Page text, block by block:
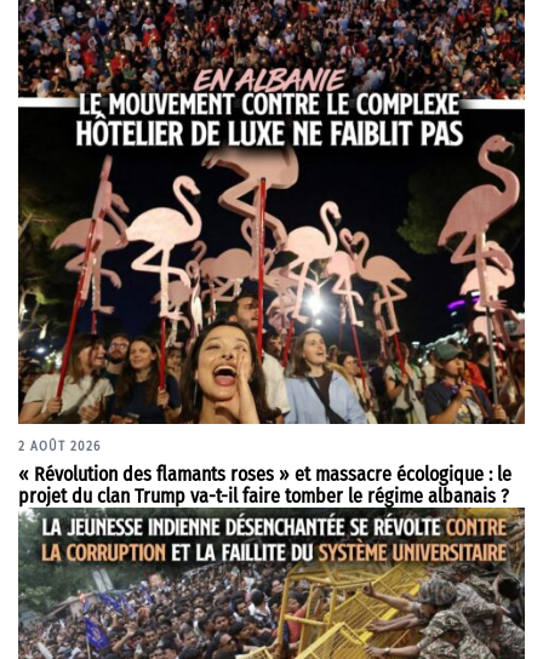
2 AOÛT 2026
« Révolution des flamants roses » et massacre écologique : le
projet du clan Trump va-t-il faire tomber le régime albanais ?